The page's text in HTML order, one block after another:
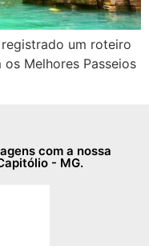
um roteiro
Melhores Passeios
com a nossa
- MG.